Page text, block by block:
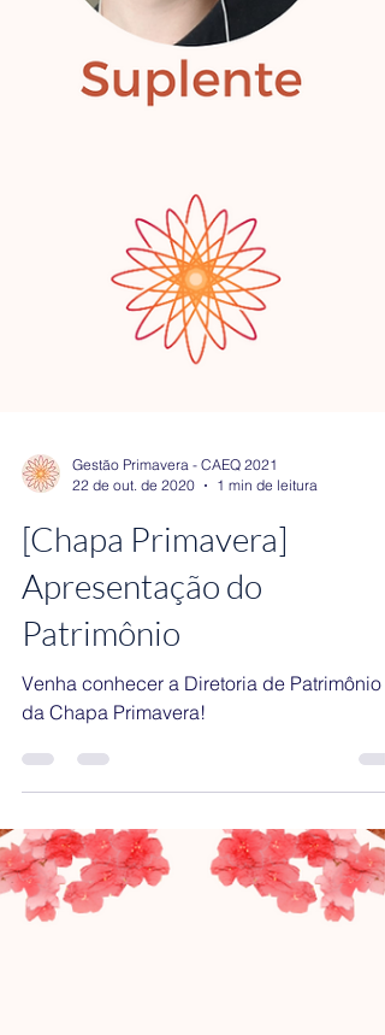
Gestão Primavera - CAEQ 2021
[Chapa Primavera]
Apresentação do
Patrimônio
da Chapa Primavera!